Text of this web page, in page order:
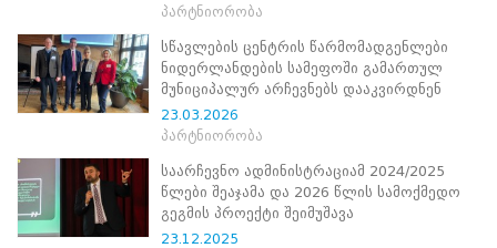
სიახლეები
საჯარო
ინფორმაცია
სასწავლო
პროექტები
პარტნიორობა
სწავლების ცენტრის წარმომადგენლები
ნიდერლანდების სამეფოში გამართულ
მუნიციპალურ არჩევნებს დააკვირდნენ
23.03.2026
პარტნიორობა
საარჩევნო ადმინისტრაციამ 2024/2025
წლები შეაჯამა და 2026 წლის სამოქმედო
გეგმის პროექტი შეიმუშავა
23.12.2025